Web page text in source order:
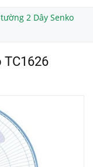
2 Dây Senko
TC1626